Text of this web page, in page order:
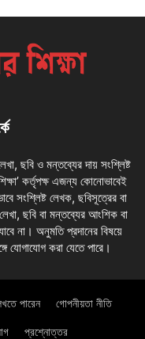
ছবি ও মন্তব্যের দায় সংশ্লিষ্ট
কর্তৃপক্ষ এজন্য কোনোভাবেই
সংশ্লিষ্ট লেখক, ছবিসূত্রের বা
ছবি বা মন্তব্যের আংশিক বা
না। অনুমতি প্রদানের বিষয়ে
যোগাযোগ করা যেতে পারে।
পারেন গোপনীয়তা নীতি
প্রশ্নোত্তর